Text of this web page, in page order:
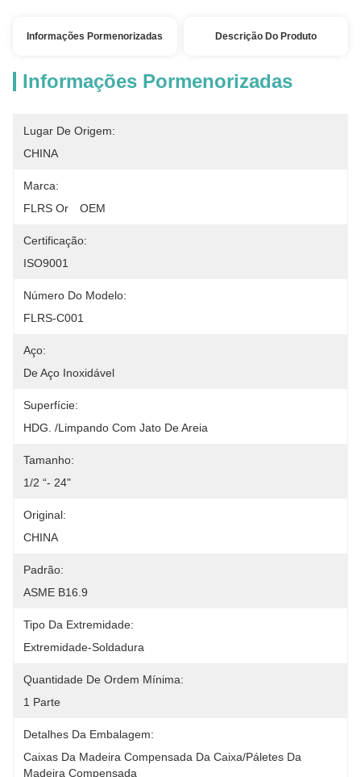
Informações Pormenorizadas Descrição Do Produto
Informações Pormenorizadas
Lugar De Origem:
CHINA
Marca:
FLRS Or　OEM
Certificação:
ISO9001
Número Do Modelo:
FLRS-C001
Aço:
De Aço Inoxidável
Superfície:
HDG. /Limpando Com Jato De Areia
Tamanho:
1/2 “- 24"
Original:
CHINA
Padrão:
ASME B16.9
Tipo Da Extremidade:
Extremidade-Soldadura
Quantidade De Ordem Mínima:
1 Parte
Detalhes Da Embalagem:
Caixas Da Madeira Compensada Da Caixa/páletes Da
Madeira Compensada